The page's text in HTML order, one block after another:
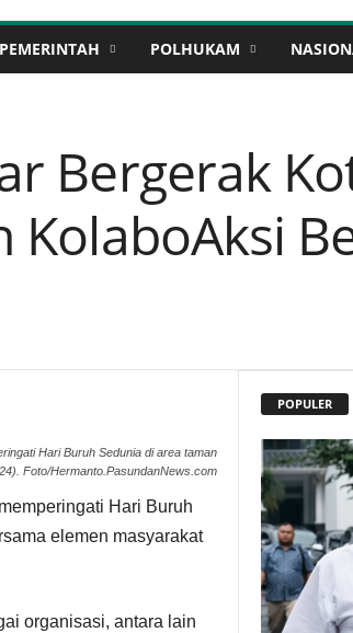
PEMERINTAH POLHUKAM
Bergerak
KolaboAksi
Hari Buruh Sedunia di area taman
Foto/Hermanto.PasundanNews.com
Hari Buruh
elemen masyarakat
organisasi, antara lain
POPULER